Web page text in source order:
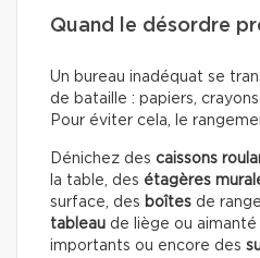
Quand le désordre
Un bureau inadéquat se
de bataille : papiers,
Pour éviter cela, le
Dénichez des caissons
la table, des étagères
surface, des boîtes de
tableau de liège ou
importants ou encore des